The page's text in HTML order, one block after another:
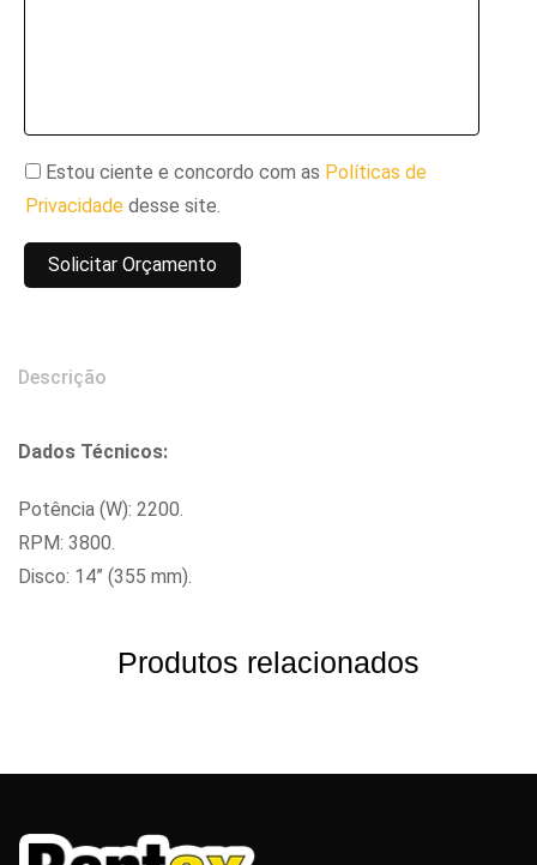
Estou ciente e concordo com as Políticas de
Privacidade desse site.
Descrição
Dados Técnicos:
Potência (W): 2200.
RPM: 3800.
Disco: 14” (355 mm).
Produtos relacionados